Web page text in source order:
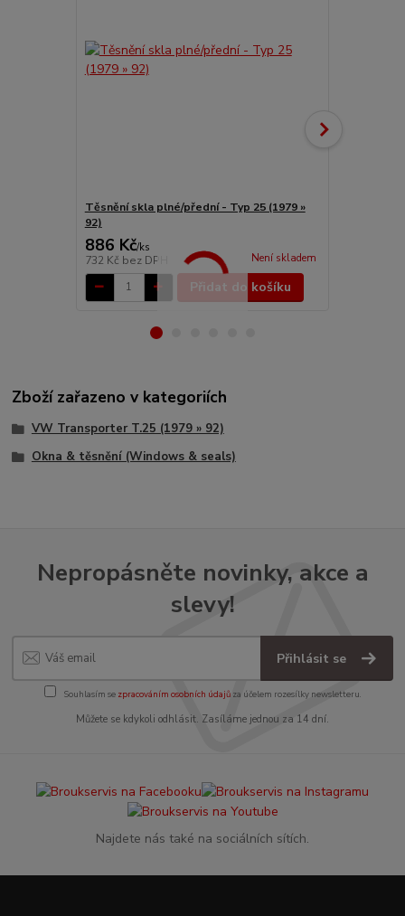
Těsnění skla plné/přední - Typ 25 (1979 »
92)
886 Kč/ks
732 Kč bez DPH Není skladem
Přidat do košíku
Zboží zařazeno v kategoriích
VW Transporter T.25 (1979 » 92)
Okna & těsnění (Windows & seals)
Nepropásněte novinky, akce a
slevy!
Přihlásit se
Souhlasím se zpracováním osobních údajůza účelem rozesílky newsletteru.
Můžete se kdykoli odhlásit. Zasíláme jednou za 14 dní.
Najdete nás také na sociálních sítích.